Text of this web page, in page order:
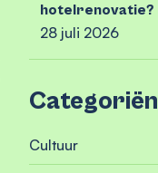
hotelrenovatie?
28 juli 2026
Categoriën
Cultuur